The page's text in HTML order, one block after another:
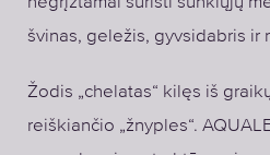
švinas, geležis, gyvsidabris
Žodis „chelatas“ kilęs iš
reiškiančio „žnyples“.